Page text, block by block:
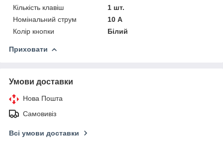
Кількість клавіш
1 шт.
Номінальний струм
10 А
Колір кнопки
Білий
Приховати
Умови доставки
Нова Пошта
Самовивіз
Всі умови доставки